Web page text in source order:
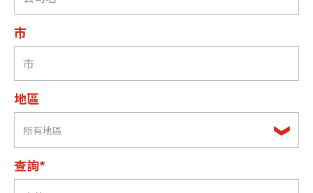
市
地區
所有地區
查詢*